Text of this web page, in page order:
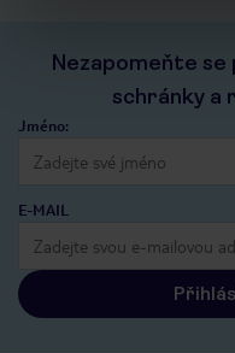
Nezapomeňte se
schránky
Jméno:
E-MAIL